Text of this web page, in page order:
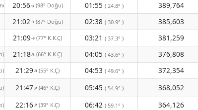
20:56↑(98° Doğu) 01:55 ( 24.8° ) 389,764
21:02↑ (87° Doğu) 02:38 ( 30.9° ) 385,603
21:09↑(77° K.K.Ç) 03:21 ( 37.3° ) 381,259
21:18↑(66° K.K.Ç) 04:05 ( 43.6° ) 376,808
21:29↑(55° K.Ç) 04:53 ( 49.6° ) 372,354
21:47↑(46° K.Ç) 05:45 ( 54.9° ) 368,052
22:16↑(39° K.Ç) 06:42 ( 59.1° ) 364,126